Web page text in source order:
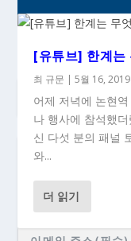
[유튜브] 한계는
최 규문 |5월 16, 2019
어제 저녁에 논현
나 행사에 참석했
신 다섯 분의 패널
와...
더 읽기
### 새 글이 올라올